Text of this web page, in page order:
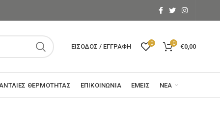
ΕΊΣΟΔΟΣ / ΕΓΓΡΑΦΉ 0 0 €0,00
ΑΝΤΛΊΕΣ ΘΕΡΜΌΤΗΤΑΣ ΕΠΙΚΟΙΝΩΝΊΑ ΕΜΕΊΣ ΝΈΑ